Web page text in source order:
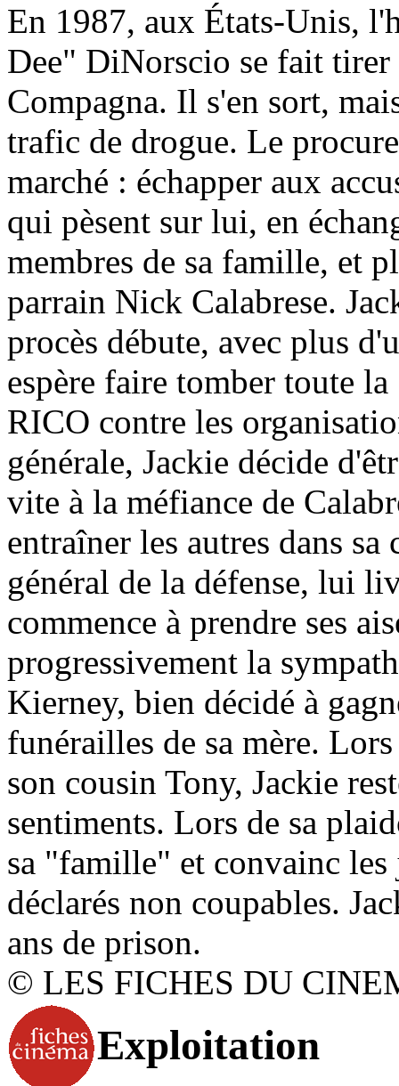
En 1987, aux États-Unis,
Dee" DiNorscio se fait tirer
Compagna. Il s'en sort,
trafic de drogue. Le
marché : échapper aux
qui pèsent sur lui, en
membres de sa famille, et
parrain Nick Calabrese.
procès débute, avec plus
espère faire tomber toute
RICO contre les
générale, Jackie décide
vite à la méfiance de
entraîner les autres dans
général de la défense, lui
commence à prendre ses
progressivement la
Kierney, bien décidé à
funérailles de sa mère.
son cousin Tony, Jackie
sentiments. Lors de sa
sa "famille" et convainc les
déclarés non coupables.
ans de prison.
© LES FICHES DU
Exploitation